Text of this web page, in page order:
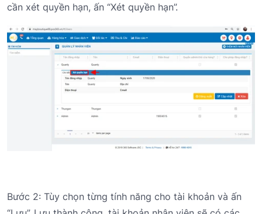
cần xét quyền hạn, ấn “Xét quyền hạn”.
Bước 2: Tùy chọn từng tính năng cho tài khoản và ấn